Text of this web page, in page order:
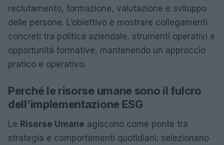
reclutamento, formazione, valutazione e sviluppo
delle persone. L’obiettivo è mostrare collegamenti
concreti tra politica aziendale, strumenti operativi e
opportunità formative, mantenendo un approccio
pratico e operativo.
Perché le risorse umane sono il fulcro
dell’implementazione ESG
Le Risorse Umane agiscono come ponte tra
strategia e comportamenti quotidiani: selezionano